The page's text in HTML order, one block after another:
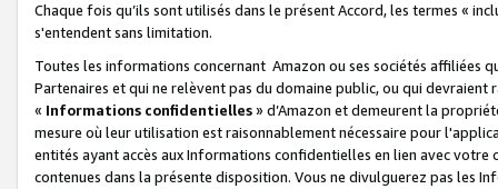
Chaque fois qu’ils sont utilisés dans le présent Accord, les termes «
s'entendent sans limitation.
Toutes les informations concernant Amazon ou ses sociétés affiliées
Partenaires et qui ne relèvent pas du domaine public, ou qui
« Informations confidentielles» d’Amazon et demeurent la
mesure où leur utilisation est raisonnablement nécessaire pour
entités ayant accès aux Informations confidentielles en lien avec
contenues dans la présente disposition. Vous ne divulguerez pas les